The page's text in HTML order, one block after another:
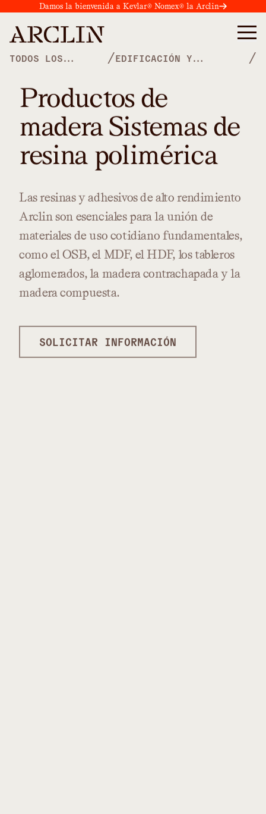
Damos la bienvenida a Kevlar® Nomex® la Arclin
TODOS LOS
/EDIFICACIÓN Y
/
Productos de
madera Sistemas de
resina polimérica
Las resinasyadhesivosde alto rendimiento
Arclin son esencialespara launión de
materiales de uso cotidiano fundamentales,
como el OSB,el MDF, el HDF, los tableros
aglomerados, la maderacontrachapaday la
maderacompuesta.
SOLICITAR INFORMACIÓN